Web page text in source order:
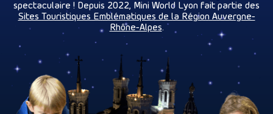
spectaculaire ! Depuis 2022, Mini World Lyon fait partie des
Sites Touristiques Emblématiques de la Région Auvergne-
Rhône-Alpes.